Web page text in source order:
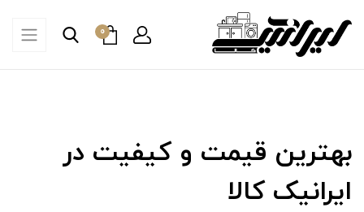
0
بهترین قیمت و کیفیت در
ایرانیک کالا